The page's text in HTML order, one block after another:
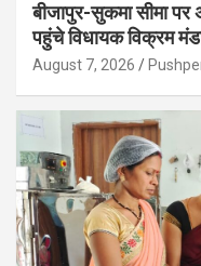
बीजापुर-सुकमा सीमा
पहुंचे विधायक विक्रम
August 7, 2026